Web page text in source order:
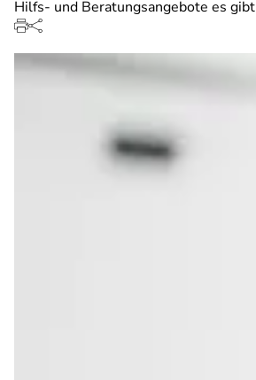
Hilfs- und Beratungsangebote es